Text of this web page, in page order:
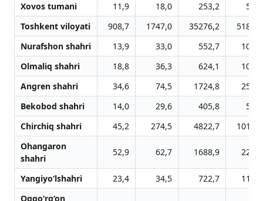
Xovos tumani
11,9 18,0 253,2
52,2
Toshkent viloyati
908,7 1747,0 35276,2
5187,2
Nurafshon shahri
13,9 33,0 552,7
109,7
Olmaliq shahri
18,8 36,3 624,1
109,0
Angren shahri
34,6 74,5 1724,8
257,0
Bekobod shahri
14,0 29,6 405,8
57,0
Chirchiq shahri
45,2 274,5 4822,7
1010,0
Ohangaron
shahri
52,9 62,7 1688,9 228,5
Yangiyo‘lshahri 23,4 34,5 722,7
115,3
Oqqo‘rg‘on